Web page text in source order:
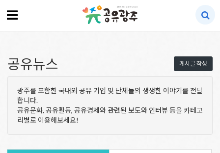
게시글 작성
공유뉴스
광주를 포함한 국내외 공유 기업 및 단체들의 생생한 이야기를 전달
합니다.
공유문화, 공유활동, 공유경제와 관련된 보도와 인터뷰 등을 카테고
리별로 이용해보세요!